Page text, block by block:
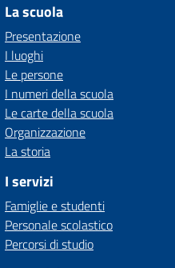
La scuola
Presentazione
I luoghi
Le persone
I numeri della scuola
Le carte della scuola
Organizzazione
La storia
I servizi
Famiglie e studenti
Personale scolastico
Percorsi di studio